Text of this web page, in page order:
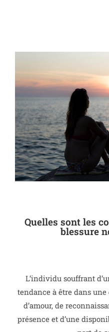
Quelles sont les
blessure
L’individu souffrant
tendance à être dans
d’amour, de
présence et d’une